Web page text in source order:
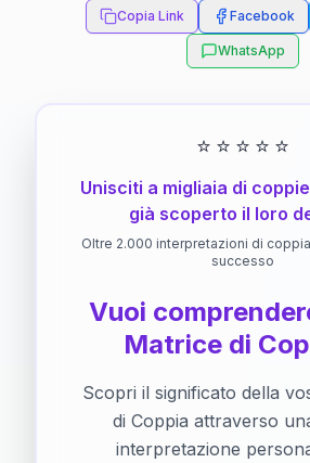
Copia Link Facebook
WhatsApp
⭐ ⭐ ⭐ ⭐ ⭐
Unisciti a migliaia di
già scoperto il loro
Oltre 2.000 interpretazioni di
successo
Vuoi
Matrice di
Scopri il significato della
di Coppia attraverso
interpretazione